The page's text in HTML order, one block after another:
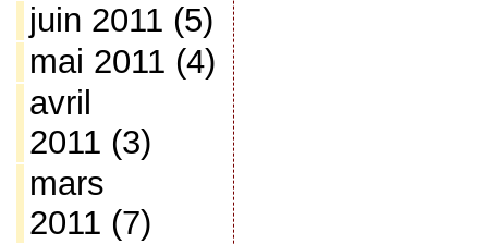
juin 2011 (5)
mai 2011 (4)
avril
2011 (3)
mars
2011 (7)